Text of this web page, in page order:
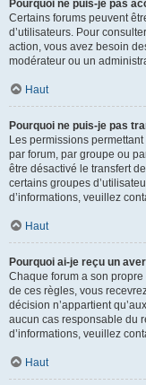
Pourquoi ne puis-je pas
Certains forums peuvent
d’utilisateurs. Pour
action, vous avez besoin
modérateur ou un
Haut
Pourquoi ne puis-je pas
Les permissions
par forum, par groupe ou
être désactivé le transfert
certains groupes
d’informations, veuillez
Haut
Pourquoi ai-je reçu un
Chaque forum a son
de ces règles, vous
décision n’appartient
aucun cas responsable du
d’informations, veuillez
Haut